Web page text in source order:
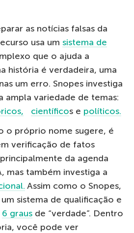
as notícias falsas da
usa um sistema de
que o ajuda a
história é verdadeira, uma
um erro. Snopes investiga
ampla variedade de temas:
científicos e políticos.
o próprio nome sugere, é
verificação de fatos
da agenda
mas também investiga a
Assim como o Snopes,
sistema de qualificação e
6 graus de “verdade”. Dentro
você pode ver